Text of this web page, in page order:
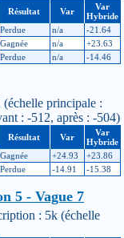
Résultat Var
Var
Hybride
Perdue n/a
-21.64
Gagnée n/a
+23.63
Perdue n/a -14.46
principale :
: -512, après : -504)
Résultat Var
Var
Hybride
Gagnée +24.93
+23.86
Perdue -14.91 -15.38
5 - Vague 7
: 5k (échelle